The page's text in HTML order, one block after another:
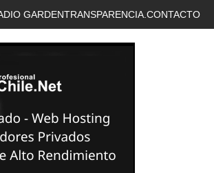
GARDENTRANSPARENCIA. CONTACTO